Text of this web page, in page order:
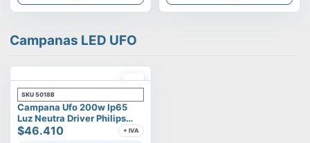
Campanas LED UFO
SKU 5018B
Campana Ufo 200w Ip65
Luz Neutra Driver Philips
Modelo Eltanin
$46.410 + IVA